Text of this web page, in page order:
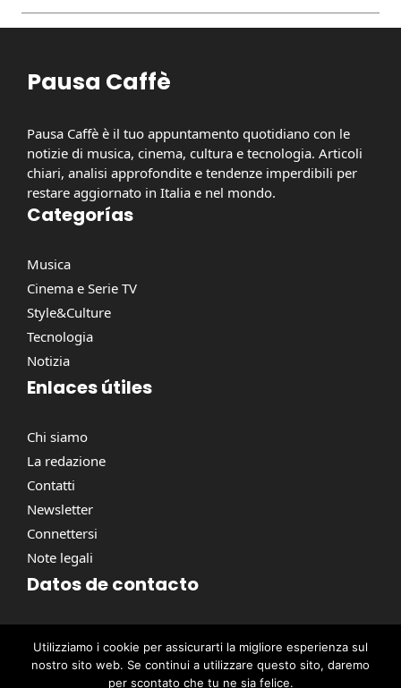
Pausa Caffè
Pausa Caffè è il tuo appuntamento quotidiano con le
notizie di musica, cinema, cultura e tecnologia. Articoli
chiari, analisi approfondite e tendenze imperdibili per
restare aggiornato in Italia e nel mondo.
Categorías
Musica
Cinema e Serie TV
Style&Culture
Tecnologia
Notizia
Enlaces útiles
Chi siamo
La redazione
Contatti
Newsletter
Connettersi
Note legali
Datos de contacto
contact@pausacaffe.net
+39 06 9453 2781
Utilizziamo i cookie per assicurarti la migliore esperienza sul
nostro sito web. Se continui a utilizzare questo sito, daremo
per scontato che tu ne sia felice.